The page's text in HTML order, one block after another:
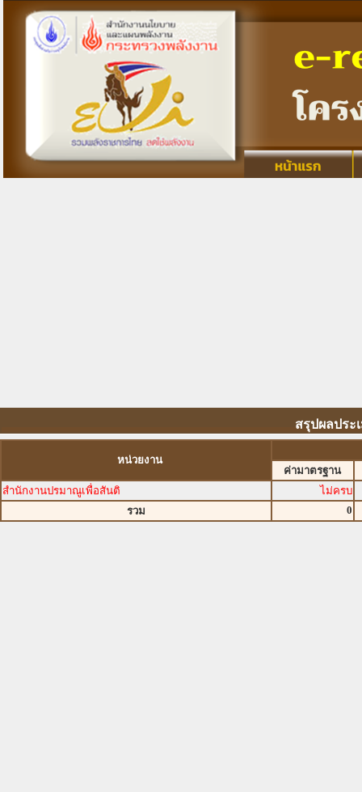
สรุปผลประ
หน่วยงาน
ค่ามาตรฐาน
สำนักงานปรมาณูเพื่อสันติ
ไม่ครบ
รวม
0